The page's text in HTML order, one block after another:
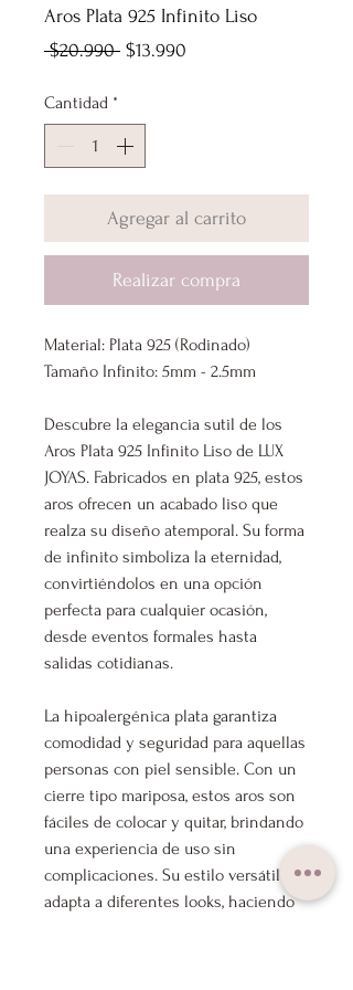
Aros Plata 925 Infinito Liso
$20.990 Precio
$13.990
Cantidad *
Agregar al carrito
Realizar compra
Material: Plata 925 (Rodinado)
Tamaño Infinito: 5mm - 2.5mm
Descubre la elegancia sutil de los
Aros Plata 925 Infinito Liso de LUX
JOYAS. Fabricados en plata 925, estos
aros ofrecen un acabado liso que
realza su diseño atemporal. Su forma
de infinito simboliza la eternidad,
convirtiéndolos en una opción
perfecta para cualquier ocasión,
desde eventos formales hasta
salidas cotidianas.
La hipoalergénica plata garantiza
comodidad y seguridad para aquellas
personas con piel sensible. Con un
cierre tipo mariposa, estos aros son
fáciles de colocar y quitar, brindando
una experiencia de uso sin
complicaciones. Su estilo versátil se
adapta a diferentes looks, haciendo